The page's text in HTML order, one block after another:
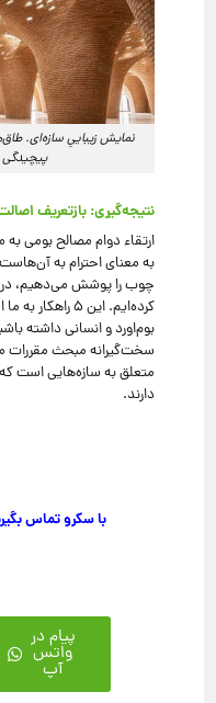
نمایش زیباییِ سازه‌ای.
نتیجه‌گیری: بازتعریف
ارتقاء دوام مصالح بومی
به معنای احترام به
چوب را پوشش می‌دهیم، در
کرده‌ایم. این ۵
بوم‌اورد و انسانی داشته
سخت‌گیرانه مبحث مقررات
متعلق به سازه‌هایی است
دارند.
با سکرو تماس
پیام در
واتس
آپ